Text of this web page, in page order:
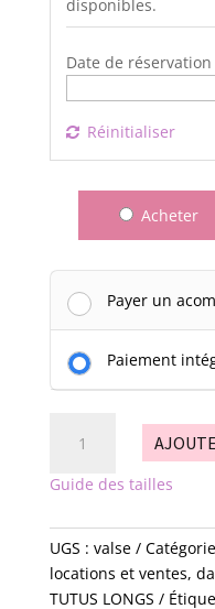
disponibles.
Date de réservation
Réinitialiser
Acheter
Payer un
Paiement
Valse
Guide des tailles
UGS : valse
locations et ventes,
TUTUS LONGS